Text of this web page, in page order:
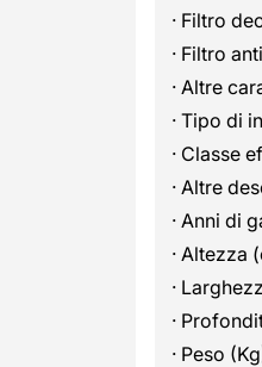
· Filtro
· Filtro
· Altre
· Tipo di
· Classe
· Altre
· Anni di
· Altezza
·
·
· Peso